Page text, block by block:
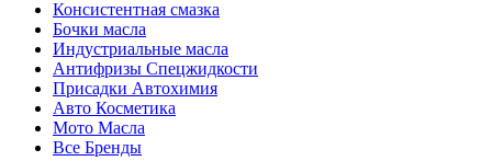
Консистентная смазка
Бочки масла
Индустриальные масла
Антифризы Спецжидкости
Присадки Автохимия
Авто Косметика
Мото Масла
Все Бренды